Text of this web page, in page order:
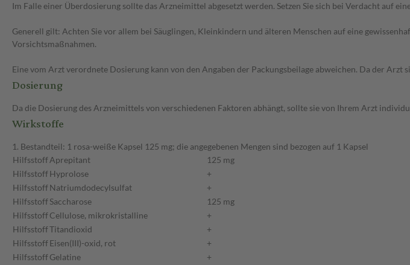
Im Falle einer Überdosierung sollte das Arzneimittel abgesetzt werden. Setzen Sie sich bei Verdacht auf
Generell gilt: Achten Sie vor allem bei Säuglingen, Kleinkindern und älteren Menschen auf eine
Vorsichtsmaßnahmen.
Eine vom Arzt verordnete Dosierung kann von den Angaben der Packungsbeilage abweichen. Da der
Dosierung
Da die Dosierung des Arzneimittels von verschiedenen Faktoren abhängt, sollte sie von Ihrem Arzt
Wirkstoffe
1. Bestandteil: 1 rosa-weiße Kapsel 125 mg; die angegebenen Mengen sind bezogen auf 1 Kapsel
HilfsstoffAprepitant
125 mg
HilfsstoffHyprolose
+
HilfsstoffNatriumdodecylsulfat
+
HilfsstoffSaccharose
125 mg
HilfsstoffCellulose, mikrokristalline
+
HilfsstoffTitandioxid
+
HilfsstoffEisen(III)-oxid, rot
+
HilfsstoffGelatine
+